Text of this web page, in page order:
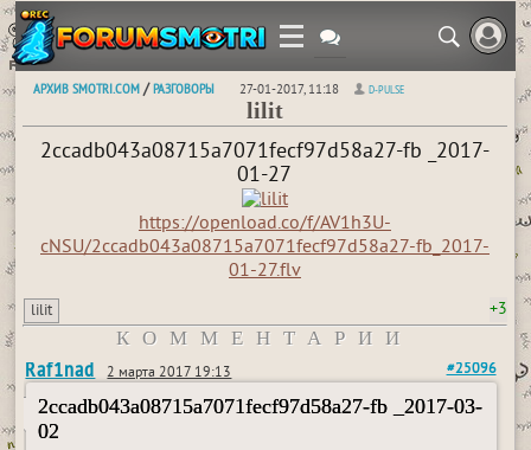
АРХИВ SMOTRI.COM /РАЗГОВОРЫ 27-01-2017, 11:18 D-PULSE
lilit
2ccadb043a08715a7071fecf97d58a27-fb _2017-
01-27
https://openload.co/f/AV1h3U-
cNSU/2ccadb043a08715a7071fecf97d58a27-fb_2017-
01-27.flv
lilit +3
КОММЕНТАРИИ
Raf1nad 2 марта 2017 19:13 #25096
2ccadb043a08715a7071fecf97d58a27-fb _2017-03-
02